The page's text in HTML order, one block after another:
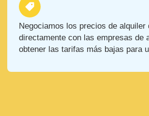
Negociamos los precios de alquiler
directamente con las empresas de
obtener las tarifas más bajas para